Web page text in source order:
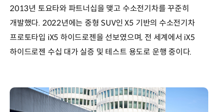
2013년 토요타와 파트너십을 맺고 수소전기차를 꾸준히
개발했다. 2022년에는 중형 SUV인 X5 기반의 수소전기차
프로토타입 iX5 하이드로젠을 선보였으며, 전 세계에서 iX5
하이드로젠 수십 대가 실증 및 테스트 용도로 운행 중이다.